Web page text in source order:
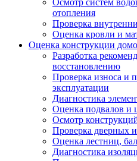
Осмотр систем
отопления
Проверка
Оценка кровли и
Оценка конструкции
Разработка
восстановлению
Проверка износа и
эксплуатации
Диагностика
Оценка подвалов и
Осмотр
Проверка дверных
Оценка лестниц,
Диагностика